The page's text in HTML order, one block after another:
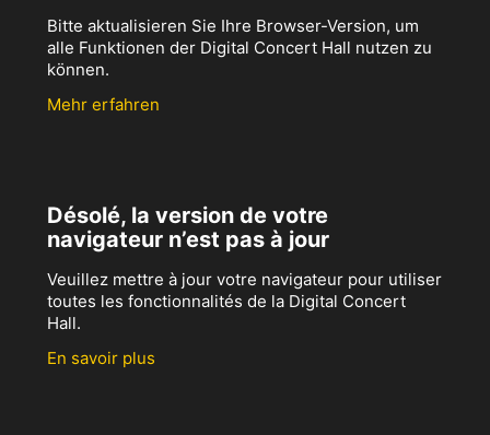
Bitte aktualisieren Sie Ihre Browser-Version, um
alle Funktionen der Digital Concert Hall nutzen zu
können.
Mehr erfahren
Désolé, la version de votre
navigateur n’est pas à jour
Veuillez mettre à jour votre navigateur pour utiliser
toutes les fonctionnalités de la Digital Concert
Hall.
En savoir plus